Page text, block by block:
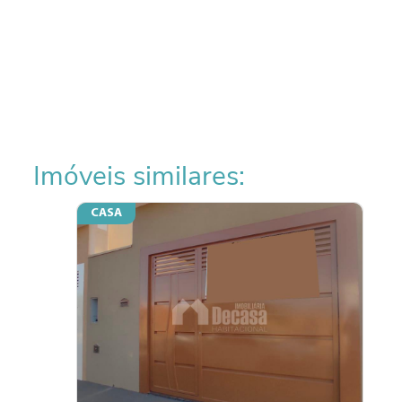
Imóveis similares:
CASA